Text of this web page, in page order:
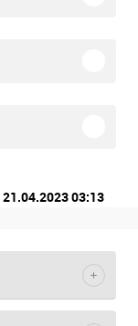
21.04.2023 03:13